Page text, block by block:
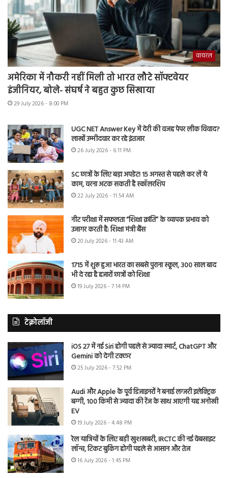
वायरल
अमेरिका में नौकरी नहीं मिली तो भारत लौटे सॉफ्टवेयर
इंजीनियर, बोले- संघर्ष ने बहुत कुछ सिखाया
29 July 2026 - 8:00 PM
UGC NET Answer Key में देरी की वजह पेपर लीक विवाद?
लाखों उम्मीदवार कर रहे इंतजार
26 July 2026 - 6:11 PM
SC छात्रों के लिए बड़ा अपडेट! 15 अगस्त से पहले कर लें ये
काम, वरना अटक सकती है स्कॉलरशिप
22 July 2026 - 11:54 AM
नीट परीक्षा में सफलता “शिक्षा क्रांति” के व्यापक प्रभाव को
उजागर करती है: शिक्षा मंत्री बैंस
20 July 2026 - 11:43 AM
1715 में शुरू हुआ भारत का सबसे पुराना स्कूल, 300 साल बाद
भी दे रहा है हजारों छात्रों को शिक्षा
19 July 2026 - 7:14 PM
टेक्नोलॉजी
iOS 27 में नई Siri होगी पहले से ज्यादा स्मार्ट, ChatGPT और
Gemini को देगी टक्कर
25 July 2026 - 7:52 PM
Audi और Apple के पूर्व डिजाइनरों ने बनाई लग्जरी इलेक्ट्रिक
बग्गी, 100 किमी से ज्यादा की रेंज के साथ आएगी यह अनोखी
EV
19 July 2026 - 4:48 PM
रेल यात्रियों के लिए बड़ी खुशखबरी, IRCTC की नई वेबसाइट
लॉन्च, टिकट बुकिंग होगी पहले से आसान और तेज
16 July 2026 - 1:45 PM